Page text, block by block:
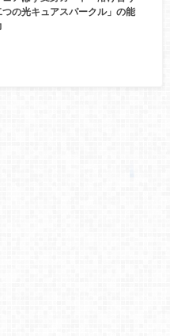
つの光キュアスパークル」の能